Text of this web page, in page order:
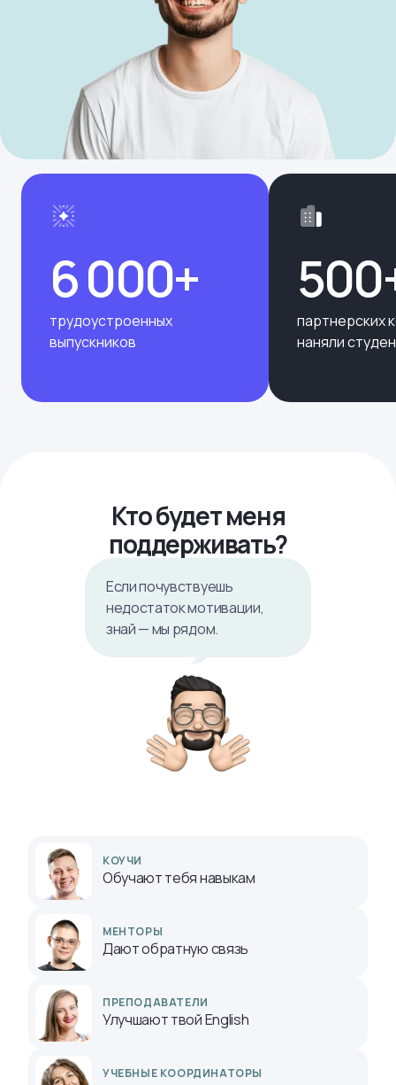
6 000+
трудоустроенных
выпускников
партнерских
наняли
Кто будет меня
поддерживать?
Если почувствуешь
недостаток мотивации,
знай — мы рядом.
КОУЧИ
Обучают тебя навыкам
МЕНТОРЫ
Дают обратную связь
ПРЕПОДАВАТЕЛИ
Улучшают твой English
УЧЕБНЫЕ КООРДИНАТОРЫ